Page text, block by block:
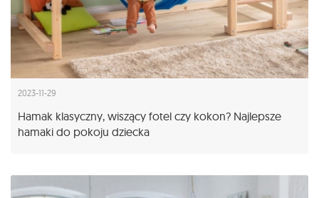
2023-11-29
Hamak klasyczny, wiszący fotel czy kokon? Najlepsze
hamaki do pokoju dziecka